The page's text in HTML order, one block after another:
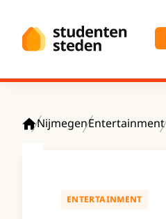
NijmegenEntertainment
ENTERTAINMENT